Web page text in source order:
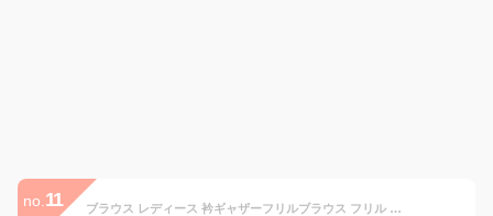
no. 11 ブラウス レディース 衿ギャザーフリルブラウス フリル ブランド きれいめ スーツ ワンピース 長袖 カットソー 冬 Tシャツ ノーアイロン 事務服 高品質 オフィス レース 黒 おしゃれ ボウタイ 春 シャツ シフォン カジュアル 安い 人気 秋 厚手 白 フォーマル 50代